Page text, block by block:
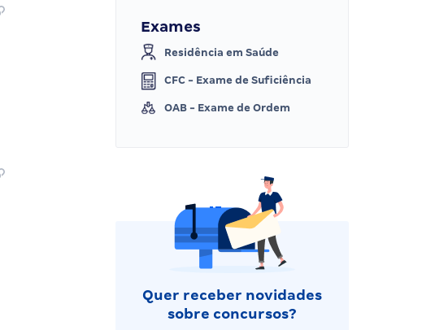
Exames
Residência em Saúde
CFC - Exame de Suficiência
OAB - Exame de Ordem
Quer receber novidades
sobre concursos?